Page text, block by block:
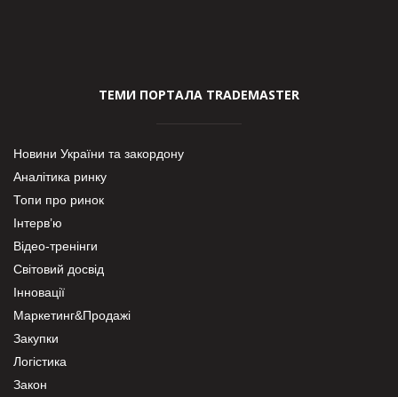
ТЕМИ ПОРТАЛА TRADEMASTER
Новини України та закордону
Аналітика ринку
Топи про ринок
Інтерв’ю
Відео-тренінги
Світовий досвід
Інновації
Маркетинг&Продажі
Закупки
Логістика
Закон